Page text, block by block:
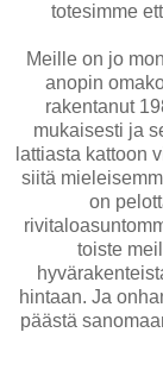
totesimme
Meille on jo
anopin
rakentanut
mukaisesti ja
lattiasta kattoon
siitä
on
toiste
hintaan. Ja
päästä